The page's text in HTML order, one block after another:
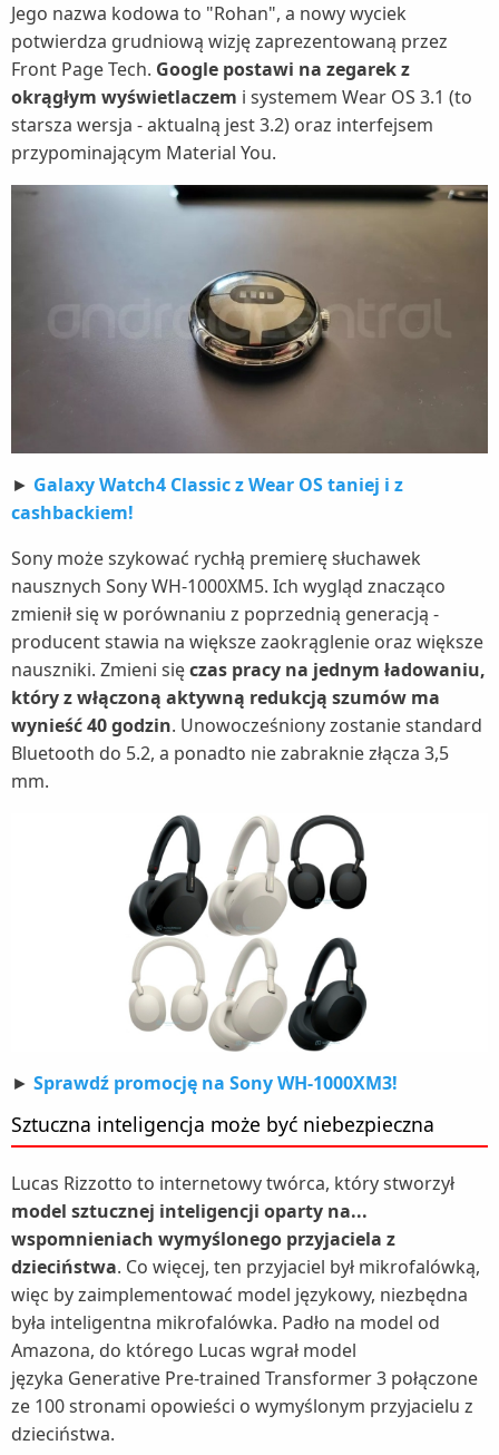
Jego nazwa kodowa to "Rohan", a nowy wyciek
potwierdza grudniową wizję zaprezentowaną przez
Front Page Tech. Google postawi na zegarek z
okrągłym wyświetlaczem i systemem Wear OS 3.1 (to
starsza wersja - aktualną jest 3.2) oraz interfejsem
przypominającym Material You.
► Galaxy Watch4 Classic z Wear OS taniej i z
cashbackiem!
Sony może szykować rychłą premierę słuchawek
nausznych Sony WH-1000XM5. Ich wygląd znacząco
zmienił się w porównaniu z poprzednią generacją -
producent stawia na większe zaokrąglenie oraz większe
nauszniki. Zmieni sięczas pracy na jednym ładowaniu,
który z włączoną aktywną redukcją szumów ma
wynieść 40 godzin. Unowocześniony zostanie standard
Bluetooth do 5.2, a ponadto nie zabraknie złącza 3,5
mm.
► Sprawdź promocję na Sony WH-1000XM3!
Sztuczna inteligencja może być niebezpieczna
Lucas Rizzotto to internetowy twórca, który stworzył
model sztucznej inteligencji oparty na...
wspomnieniach wymyślonego przyjaciela z
dzieciństwa. Co więcej, ten przyjaciel był mikrofalówką,
więc by zaimplementować model językowy, niezbędna
była inteligentna mikrofalówka. Padło na model od
Amazona, do którego Lucas wgrał model
języka Generative Pre-trained Transformer 3 połączone
ze 100 stronami opowieści o wymyślonym przyjacielu z
dzieciństwa.